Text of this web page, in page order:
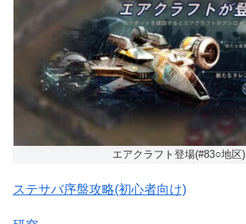
エアクラフト登場(#83○地区)
ステサバ序盤攻略(初心者向け)